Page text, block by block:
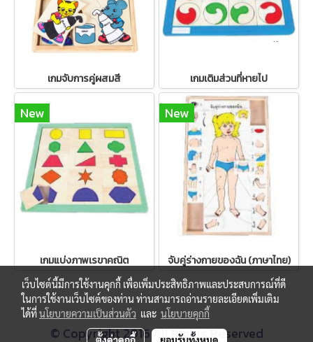
เกมจับการคู่ผสมสี เกมเติมส่วนที่หายไป
New
เกมแบ่งภาพเรขาคณิต
New
จับคู่ร่างกายของฉัน (ภาษาไทย)
© Copyright 2016 All Rights Reserved
เว็บไซต์นี้มีการใช้งานคุกกี้ เพื่อเพิ่มประสิทธิภาพและประสบการณ์ที่ดี
ในการใช้งานเว็บไซต์ของท่าน ท่านสามารถอ่านรายละเอียดเพิ่มเติม
ได้ที่นโยบายความเป็นส่วนตัว และ นโยบายคุกกี้